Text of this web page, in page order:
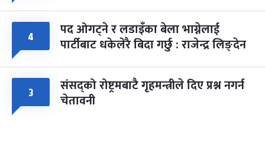
४ पद ओगट्ने र लडाइँका बेला भाग्नेलाई
पार्टीबाट धकेलेरै बिदा गर्छु : राजेन्द्र लिङ्देन
३ संसद्को रोष्ट्रमबाटै गृहमन्त्रीले दिए प्रश्न नगर्न
चेतावनी